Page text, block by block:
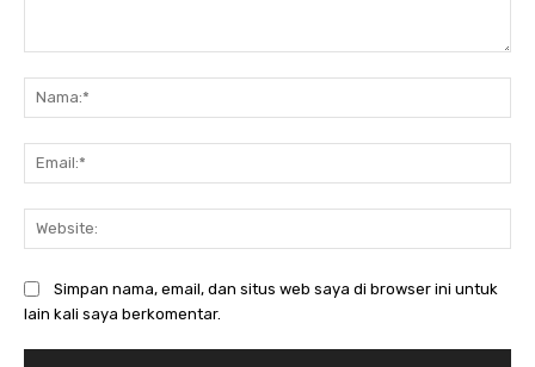
Simpan nama, email, dan situs web saya di browser ini untuk
lain kali saya berkomentar.